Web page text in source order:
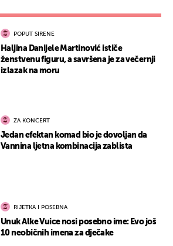
POPUT SIRENE
Haljina Danijele Martinović ističe
ženstvenu figuru, a savršena je za večernji
izlazak na moru
ZA KONCERT
Jedan efektan komad bio je dovoljan da
Vannina ljetna kombinacija zablista
RIJETKA I POSEBNA
Unuk Alke Vuice nosi posebno ime: Evo još
10 neobičnih imena za dječake